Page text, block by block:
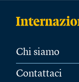
Chi siamo
Contattaci